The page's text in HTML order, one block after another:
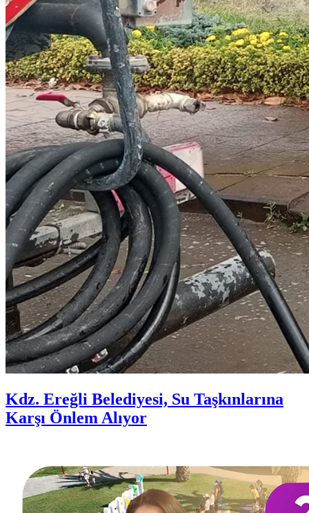
Kdz. Ereğli Belediyesi, Su Taşkınlarına
Karşı Önlem Alıyor